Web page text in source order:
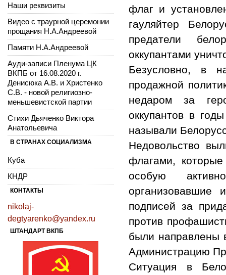
флаг и
гауляйтер
предатели
оккупантами
Безусловно, в
продажной
недаром за
оккупантов в
называли
Недовольство
флагами,
особую
организовавшие
подписей за
против
были направлены
Администрацию
Ситуация в
Наши реквизиты
Видео с траурной церемонии
прощания Н.А.Андреевой
Памяти Н.А.Андреевой
Ауди-записи Пленума ЦК
ВКПБ от 16.08.2020 г.
Денисюка А.В. и Христенко
С.В. - новой религиозно-
меньшевистской партии
Стихи Дьяченко Виктора
Анатольевича
В СТРАНАХ СОЦИАЛИЗМА
Куба
КНДР
КОНТАКТЫ
nikolaj-
degtyarenko@yandex.ru
ШТАНДАРТ ВКПБ